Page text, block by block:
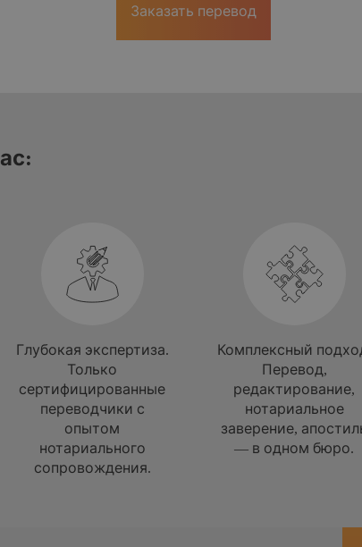
Заказать перевод
Глубокая экспертиза.
Только
сертифицированные
переводчики с
опытом
нотариального
сопровождения.
Комплексный подход.
Перевод,
редактирование,
нотариальное
заверение, апостиль
— в одном бюро.